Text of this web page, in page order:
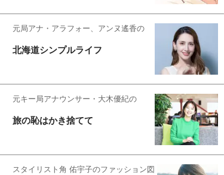
元局アナ・アラフォー、アンヌ遙香の
北海道シンプルライフ
元キー局アナウンサー・大木優紀の
旅の恥はかき捨てて
スタイリスト角 佑宇子のファッション図